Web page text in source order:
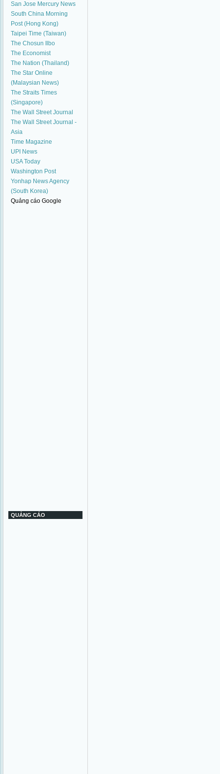
San Jose Mercury News
South China Morning
Post (Hong Kong)
Taipei Time (Taiwan)
The Chosun Ilbo
The Economist
The Nation (Thailand)
The Star Online
(Malaysian News)
The Straits Times
(Singapore)
The Wall Street Journal
The Wall Street Journal -
Asia
Time Magazine
UPI News
USA Today
Washington Post
Yonhap News Agency
(South Korea)
Quảng cáo Google
QUẢNG CÁO